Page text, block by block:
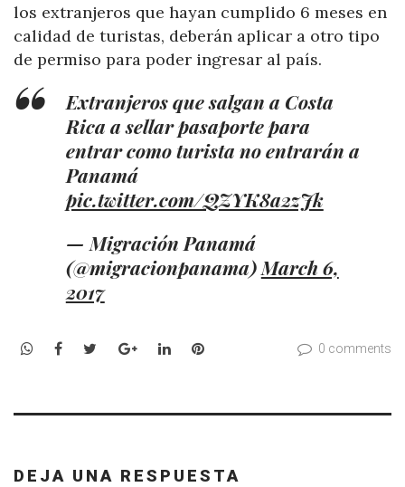
los extranjeros que hayan cumplido 6 meses en
calidad de turistas, deberán aplicar a otro tipo
de permiso para poder ingresar al país.
Extranjeros que salgan a Costa
Rica a sellar pasaporte para
entrar como turista no entrarán a
Panamá
pic.twitter.com/QZYK8a2zJk
— Migración Panamá
(@migracionpanama) March 6,
2017
WhatsApp
Facebook
TwitterGoogle+LinkedInPinterest 0 comments
DEJA UNA RESPUESTA